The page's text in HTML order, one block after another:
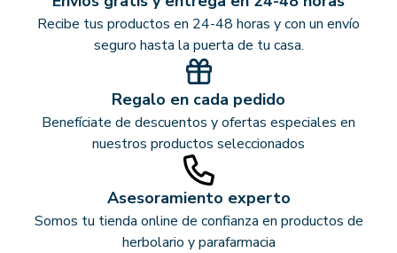
Recibe tus productos en 24-48 horas y con un envío
seguro hasta la puerta de tu casa.
Regalo en cada pedido
Benefíciate de descuentos y ofertas especiales en
nuestros productos seleccionados
Asesoramiento experto
Somos tu tienda online de confianza en productos de
herbolario y parafarmacia